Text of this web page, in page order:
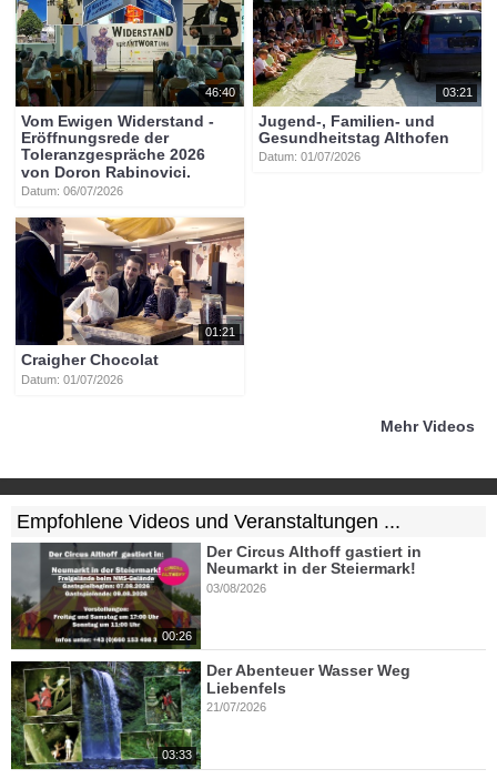
46:40
Vom Ewigen Widerstand -
Eröffnungsrede der
Toleranzgespräche 2026
von Doron Rabinovici.
Datum: 06/07/2026
03:21
Jugend-, Familien- und
Gesundheitstag Althofen
Datum: 01/07/2026
01:21
Craigher Chocolat
Datum: 01/07/2026
Mehr Videos
Empfohlene Videos und Veranstaltungen ...
00:26
Der Circus Althoff gastiert in
Neumarkt in der Steiermark!
03/08/2026
03:33
Der Abenteuer Wasser Weg
Liebenfels
21/07/2026